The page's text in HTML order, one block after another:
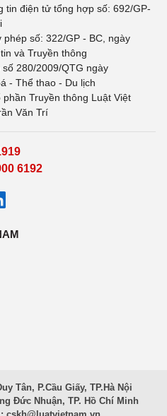
tin điện tử tổng hợp số: 692/GP-
số: 322/GP - BC, ngày
và Truyền thông
280/2009/QTG ngày
- Thể thao - Du lịch
Truyền thông Luật Việt
Văn Trí
6192
Tân, P.Cầu Giấy, TP.Hà Nội
Đức Nhuận, TP. Hồ Chí Minh